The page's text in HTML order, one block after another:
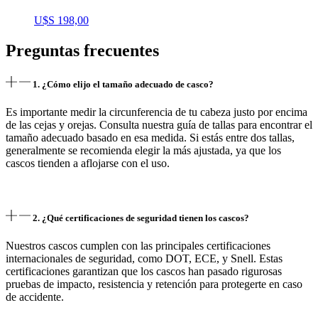
U$S 198,00
Preguntas frecuentes
1. ¿Cómo elijo el tamaño adecuado de casco?
Es importante medir la circunferencia de tu cabeza justo por encima
de las cejas y orejas. Consulta nuestra guía de tallas para encontrar el
tamaño adecuado basado en esa medida. Si estás entre dos tallas,
generalmente se recomienda elegir la más ajustada, ya que los
cascos tienden a aflojarse con el uso.
2. ¿Qué certificaciones de seguridad tienen los cascos?
Nuestros cascos cumplen con las principales certificaciones
internacionales de seguridad, como DOT, ECE, y Snell. Estas
certificaciones garantizan que los cascos han pasado rigurosas
pruebas de impacto, resistencia y retención para protegerte en caso
de accidente.